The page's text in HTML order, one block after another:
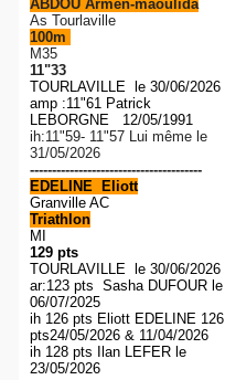
ABDOU Armen-maoulida
As Tourlaville
100m
M35
11"33
TOURLAVILLE le 30/06/2026
amp :11"61 Patrick
LEBORGNE 12/05/1991
ih:11"59- 11"57 Lui même le
31/05/2026
---------------------------------------
EDELINE Eliott
Granville AC
Triathlon
MI
129 pts
TOURLAVILLE le 30/06/2026
ar:123 pts Sasha DUFOUR le
06/07/2025
ih 126 pts Eliott EDELINE 126
pts24/05/2026 & 11/04/2026
ih 128 pts Ilan LEFER le
23/05/2026